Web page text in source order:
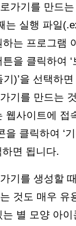
가기를 만드
는 실행 파일
하는 프로그램
을 클릭하여 ‘
)’을 선택하
기를 만드는
웹사이트에 접
클릭하여 ‘
하면 됩니다.
기를 생성할
것도 매우 유
는 별 모양 아